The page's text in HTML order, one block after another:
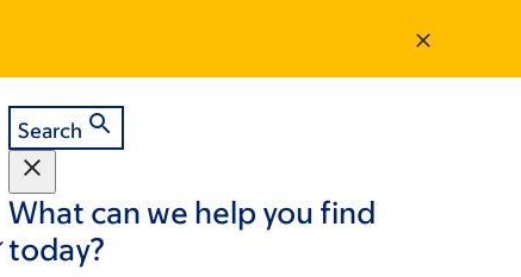
Search
What can we help you find
today?